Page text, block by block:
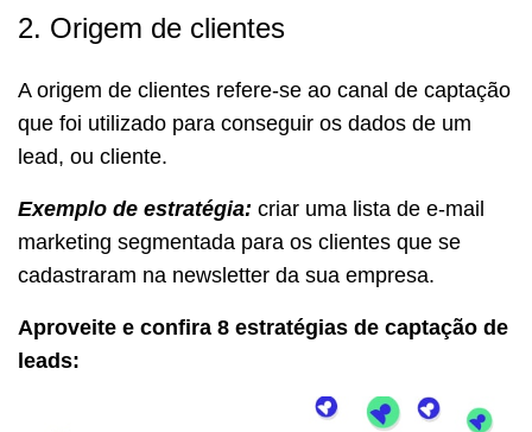
2. Origem de clientes
A origem de clientes refere-se ao canal de captação
que foi utilizado para conseguir os dados de um
lead, ou cliente.
Exemplo de estratégia: criar uma lista de e-mail
marketing segmentada para os clientes que se
cadastraram na newsletter da sua empresa.
Aproveite e confira 8 estratégias de captação de
leads: